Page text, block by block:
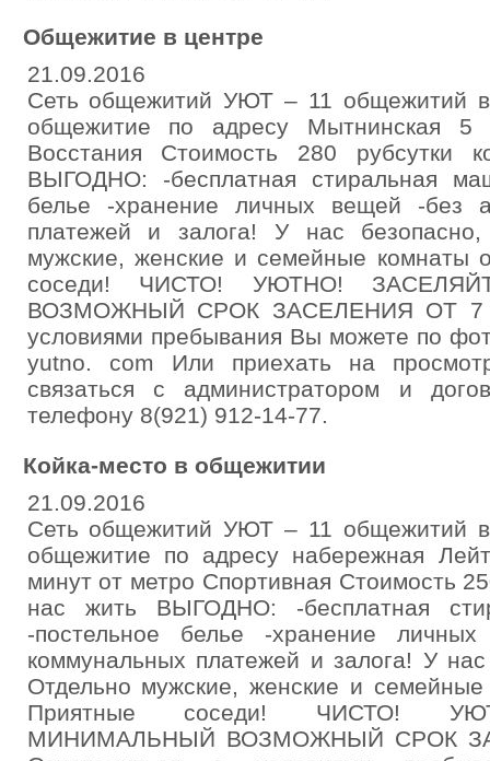
Общежитие в центре
21.09.2016
Сеть общежитий УЮТ – 11 общежитий
общежитие по адресу Мытнинская
Восстания Стоимость 280 рубсутки
ВЫГОДНО: -бесплатная стиральная
белье -хранение личных вещей -без
платежей и залога! У нас
мужские, женские и семейные комнаты
соседи! ЧИСТО! УЮТНО!
ВОЗМОЖНЫЙ СРОК ЗАСЕЛЕНИЯ ОТ 7
условиями пребывания Вы можете по
yutno. com Или приехать на
связаться с администратором и
телефону 8(921) 912-14-77.
Койка-место в общежитии
21.09.2016
Сеть общежитий УЮТ – 11 общежитий
общежитие по адресу набережная
минут от метро Спортивная Стоимость
нас жить ВЫГОДНО: -бесплатная
-постельное белье -хранение
коммунальных платежей и залога! У
Отдельно мужские, женские и
Приятные соседи! ЧИСТО!
МИНИМАЛЬНЫЙ ВОЗМОЖНЫЙ СРОК